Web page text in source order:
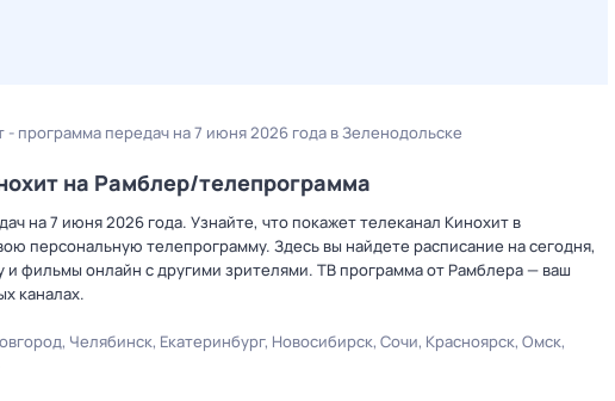
- программа передач на 7 июня 2026 года в Зеленодольске
на Рамблер/телепрограмма
на 7 июня 2026 года. Узнайте, что покажет телеканал Кинохит в
персональную телепрограмму. Здесь вы найдете расписание на сегодня,
фильмы онлайн с другими зрителями. ТВ программа от Рамблера — ваш
каналах.
Челябинск Екатеринбург Новосибирск Сочи Красноярск Омск